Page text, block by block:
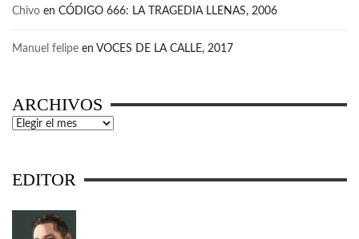
Chivo en CÓDIGO 666: LA TRAGEDIA LLENAS, 2006
Manuel felipe en VOCES DE LA CALLE, 2017
ARCHIVOS
Archivos
EDITOR